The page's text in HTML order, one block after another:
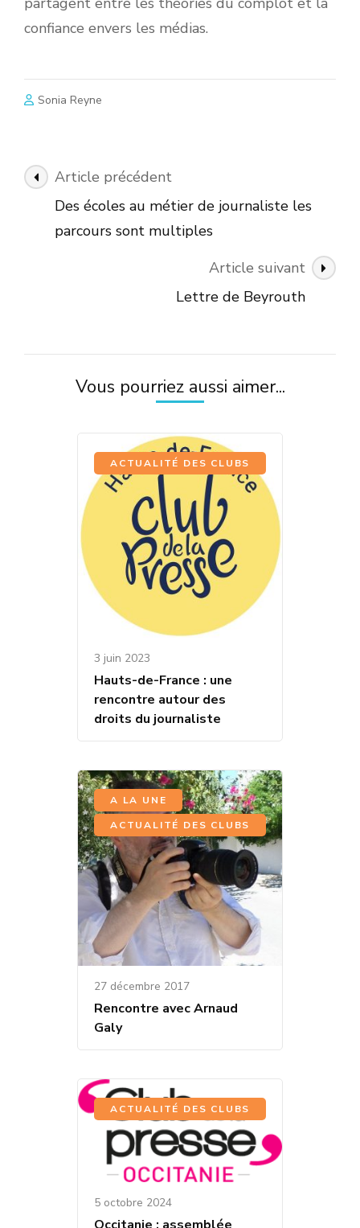
confiance envers les médias.
Sonia Reyne
Navigation
des
articles
Article précédent
Des écoles au métier de journaliste les
parcours sont multiples
Article suivant
Lettre de Beyrouth
Vous pourriez aussi aimer...
ACTUALITÉ DES CLUBS
3 juin 2023
Hauts-de-France : une
rencontre autour des
droits du journaliste
A LA UNE ,
ACTUALITÉ DES CLUBS
27 décembre 2017
Rencontre avec Arnaud
Galy
ACTUALITÉ DES CLUBS
5 octobre 2024